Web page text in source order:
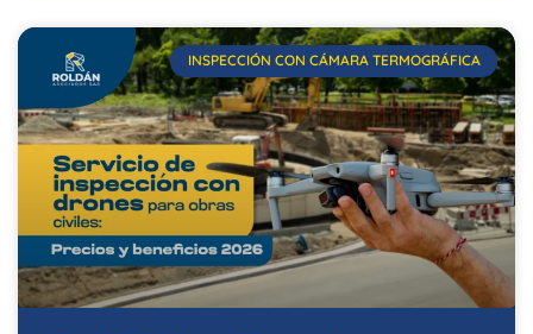
INSPECCIÓN CON CÁMARA TERMOGRÁFICA